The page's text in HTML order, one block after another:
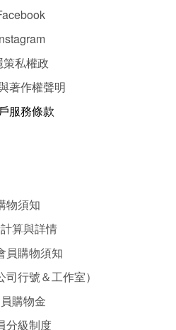
策私權政
著作權聲明
服務條款
物須知
算與詳情
員購物須知
行號＆工作室）
購物金
分級制度